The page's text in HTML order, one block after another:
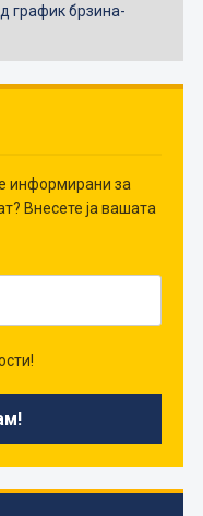
график брзина-
информирани за
Внесете ја вашата